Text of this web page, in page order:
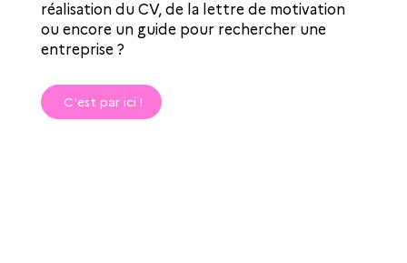
réalisation du CV, de la lettre de motivation
ou encore un guide pour rechercher une
entreprise ?
C'est par ici !